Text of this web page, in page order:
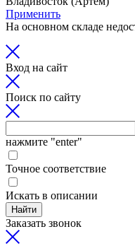
Применить
На основном складе
Вход на сайт
Поиск по сайту
нажмите "enter"
Точное соответствие
Искать в описании
Найти
Заказать звонок